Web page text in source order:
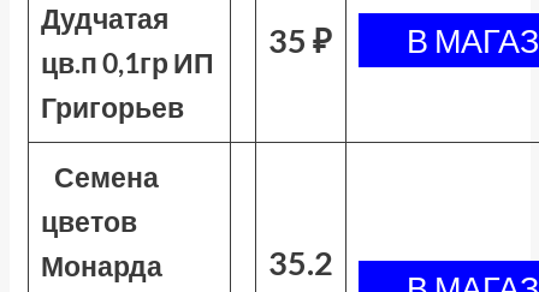
Дудчатая
цв.п 0,1гр ИП
Григорьев
35 ₽
Семена
цветов
Монарда
35.2